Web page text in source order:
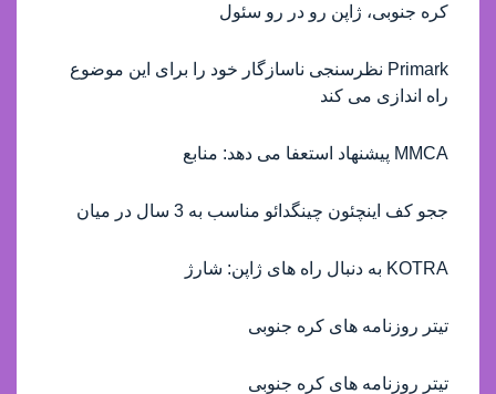
کره جنوبی، ژاپن رو در رو سئول
Primark نظرسنجی ناسازگار خود را برای این موضوع
راه اندازی می کند
MMCA پیشنهاد استعفا می دهد: منابع
ججو کف اینچئون چینگدائو مناسب به 3 سال در میان
KOTRA به دنبال راه های ژاپن: شارژ
تیتر روزنامه های کره جنوبی
تیتر روزنامه های کره جنوبی